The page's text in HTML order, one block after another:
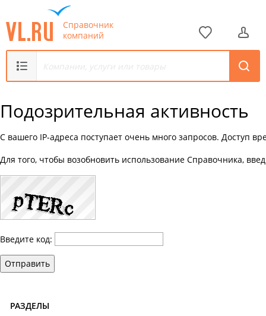
Справочник
компаний
Подозрительная активность
С вашего IP-адреса поступает очень много запросов. Доступ
Для того, чтобы возобновить использование Справочника,
Введите код:
Отправить
РАЗДЕЛЫ